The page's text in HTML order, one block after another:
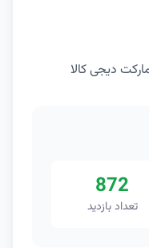
872
تعداد بازدید